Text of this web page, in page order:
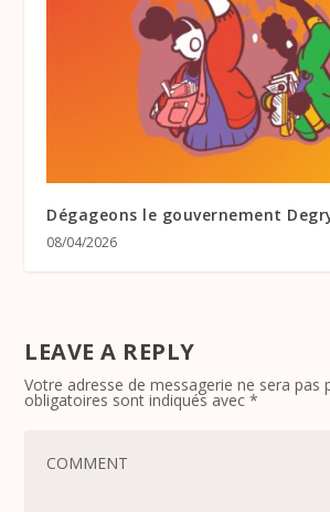
Dégageons le gouvernement
08/04/2026
LEAVE A REPLY
Votre adresse de messagerie ne sera pas
obligatoires sont indiqués avec*